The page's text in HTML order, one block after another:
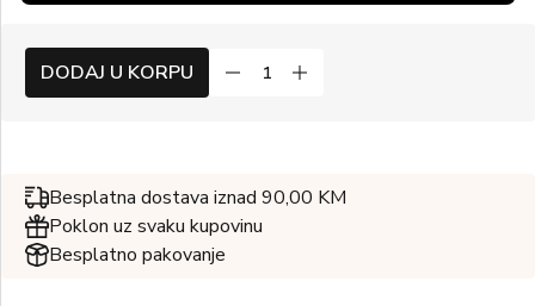
DODAJ U KORPU
Besplatna dostava iznad 90,00 KM
Poklon uz svaku kupovinu
Besplatno pakovanje